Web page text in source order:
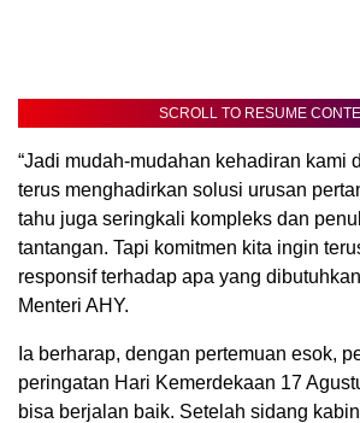
SCROLL TO RESUME
“Jadi mudah-mudahan kehadiran kami
terus menghadirkan solusi urusan
tahu juga seringkali kompleks dan
tantangan. Tapi komitmen kita ingin
responsif terhadap apa yang
Menteri AHY.
Ia berharap, dengan pertemuan esok,
peringatan Hari Kemerdekaan 17
bisa berjalan baik. Setelah sidang